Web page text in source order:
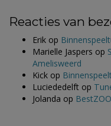
Reacties van
Erik op
Marielle Jaspers op
Amelisweerd
Kick op
Luciededelft op
Jolanda op